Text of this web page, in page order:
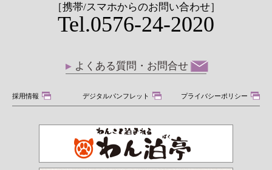
［携帯/スマホからのお問い合わせ］
Tel.0576-24-2020
よくある質問・お問合せ
採用情報 デジタルパンフレット プライバシーポリシー